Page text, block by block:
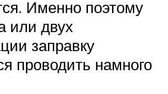
Именно поэтому
или двух
заправку
проводить намного